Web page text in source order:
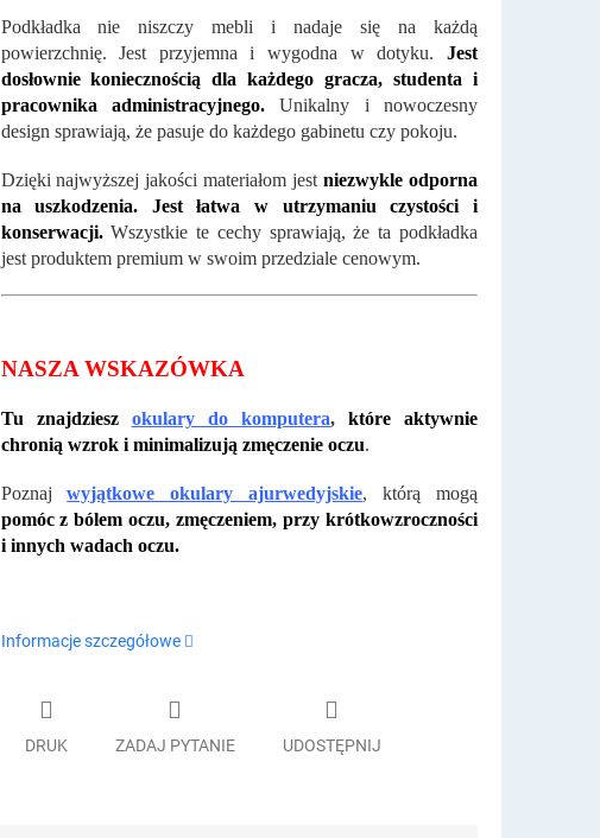
Podkładka nie niszczy mebli i nadaje się na każdą
powierzchnię. Jest przyjemna i wygodna w dotyku. Jest
dosłownie koniecznością dla każdego gracza, studenta i
pracownika administracyjnego.
Unikalny i nowoczesny
design sprawiają, że ​​pasuje do każdego gabinetu czy pokoju.
Dzięki najwyższej jakości materiałom jestniezwykle odporna
na uszkodzenia. Jest łatwa w utrzymaniu czystości i
konserwacji. Wszystkie te cechy sprawiają, że ta podkładka
jest produktem premium w swoim przedziale cenowym.
NASZA WSKAZÓWKA
Tu znajdziesz okulary do komputera, które aktywnie
chronią wzrok i minimalizują zmęczenie oczu.
Poznajwyjątkowe okulary ajurwedyjskie, którą mogą
pomóc z bólem oczu, zmęczeniem, przy krótkowzroczności
i innych wadach oczu.
Informacje szczegółowe
DRUK ZADAJ PYTANIE UDOSTĘPNIJ